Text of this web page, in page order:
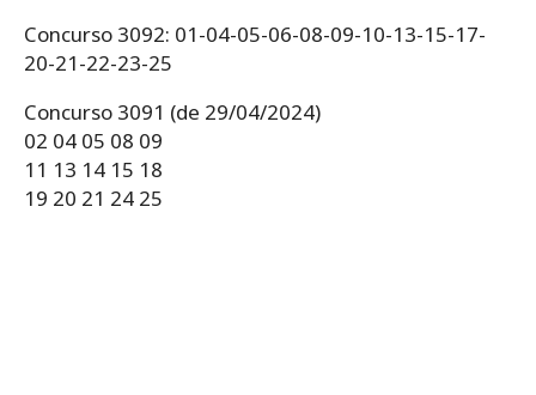
Concurso 3092: 01-04-05-06-08-09-10-13-15-17-
20-21-22-23-25
Concurso 3091 (de 29/04/2024)
02 04 05 08 09
11 13 14 15 18
19 20 21 24 25